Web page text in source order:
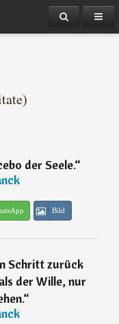
der Seele.“
Bild
Schritt zurück
der Wille, nur
“